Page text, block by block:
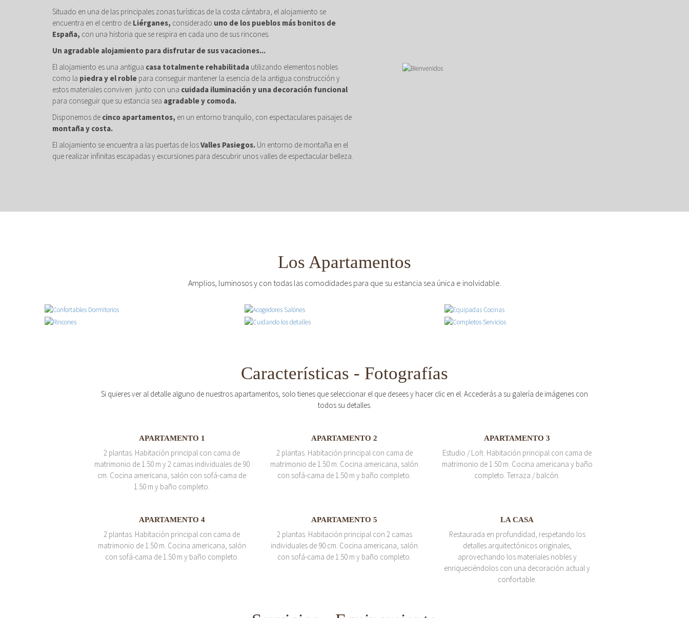
Situado en una de las principales zonas turísticas de la costa cántabra, el alojamiento se
encuentra en el centro de Liérganes, considerado uno de los pueblos más bonitos de
España, con una historia que se respira en cada uno de sus rincones.
Un agradable alojamiento para disfrutar de sus vacaciones...
El alojamiento es una antigua casa totalmente rehabilitada utilizando elementos nobles
como la piedra y el roble para conseguir mantener la esencia de la antigua construcción y
estos materiales conviven junto con una cuidada iluminación y una decoración funcional
para conseguir que su estancia sea agradable y comoda.
Disponemos de cinco apartamentos, en un entorno tranquilo, con espectaculares paisajes de
montaña y costa.
El alojamiento se encuentra a las puertas de losValles Pasiegos. Un entorno de montaña en el
que realizar infinitas escapadas y excursiones para descubrir unos valles de espectacular belleza.
Los Apartamentos
Amplios, luminosos y con todas las comodidades para que su estancia sea única e inolvidable.
Características - Fotografías
Si quieres ver al detalle alguno de nuestros apartamentos, solo tienes que seleccionar el que desees y hacer clic en el. Accederás a su galería de imágenes con
todos su detalles.
APARTAMENTO 1
2 plantas. Habitación principal con cama de
matrimonio de 1.50 m y 2 camas individuales de 90
cm. Cocina americana, salón con sofá-cama de
1.50 m y baño completo.
APARTAMENTO 2
2 plantas. Habitación principal con cama de
matrimonio de 1.50 m. Cocina americana, salón
con sofá-cama de 1.50 m y baño completo.
APARTAMENTO 3
Estudio / Loft. Habitación principal con cama de
matrimonio de 1.50 m. Cocina americana y baño
completo. Terraza / balcón.
APARTAMENTO 4
2 plantas. Habitación principal con cama de
matrimonio de 1.50 m. Cocina americana, salón
con sofá-cama de 1.50 m y baño completo.
APARTAMENTO 5
2 plantas. Habitación principal con 2 camas
individuales de 90 cm. Cocina americana, salón
con sofá-cama de 1.50 m y baño completo.
LA CASA
Restaurada en profundidad, respetando los
detalles arquitectónicos originales,
aprovechando los materiales nobles y
enriqueciéndolos con una decoración actual y
confortable.